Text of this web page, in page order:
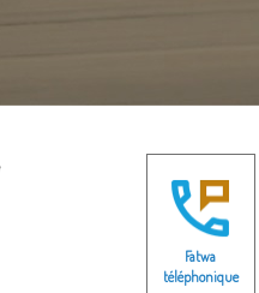
Fatwa
téléphonique